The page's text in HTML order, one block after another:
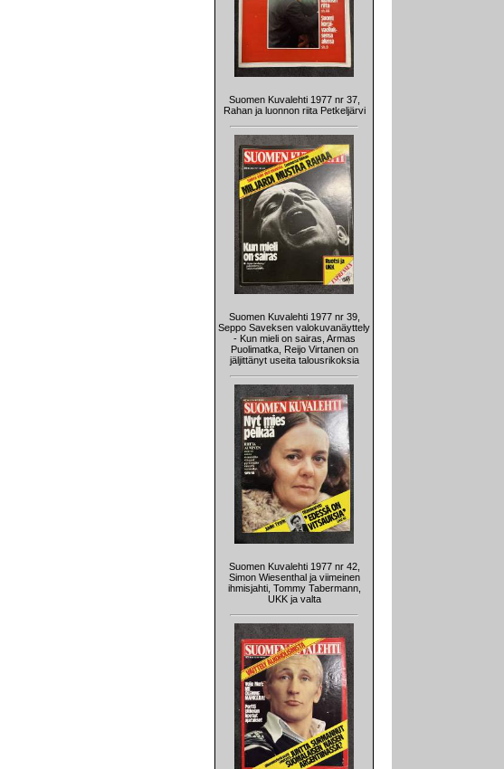
Suomen Kuvalehti 1977 nr 37,
Rahan ja luonnon riita Petkeljärvi
Suomen Kuvalehti 1977 nr 39,
Seppo Saveksen valokuvanäyttely
- Kun mieli on sairas, Armas
Puolimatka, Reijo Virtanen on
jäljittänyt useita talousrikoksia
Suomen Kuvalehti 1977 nr 42,
Simon Wiesenthal ja viimeinen
ihmisjahti, Tommy Tabermann,
UKK ja valta